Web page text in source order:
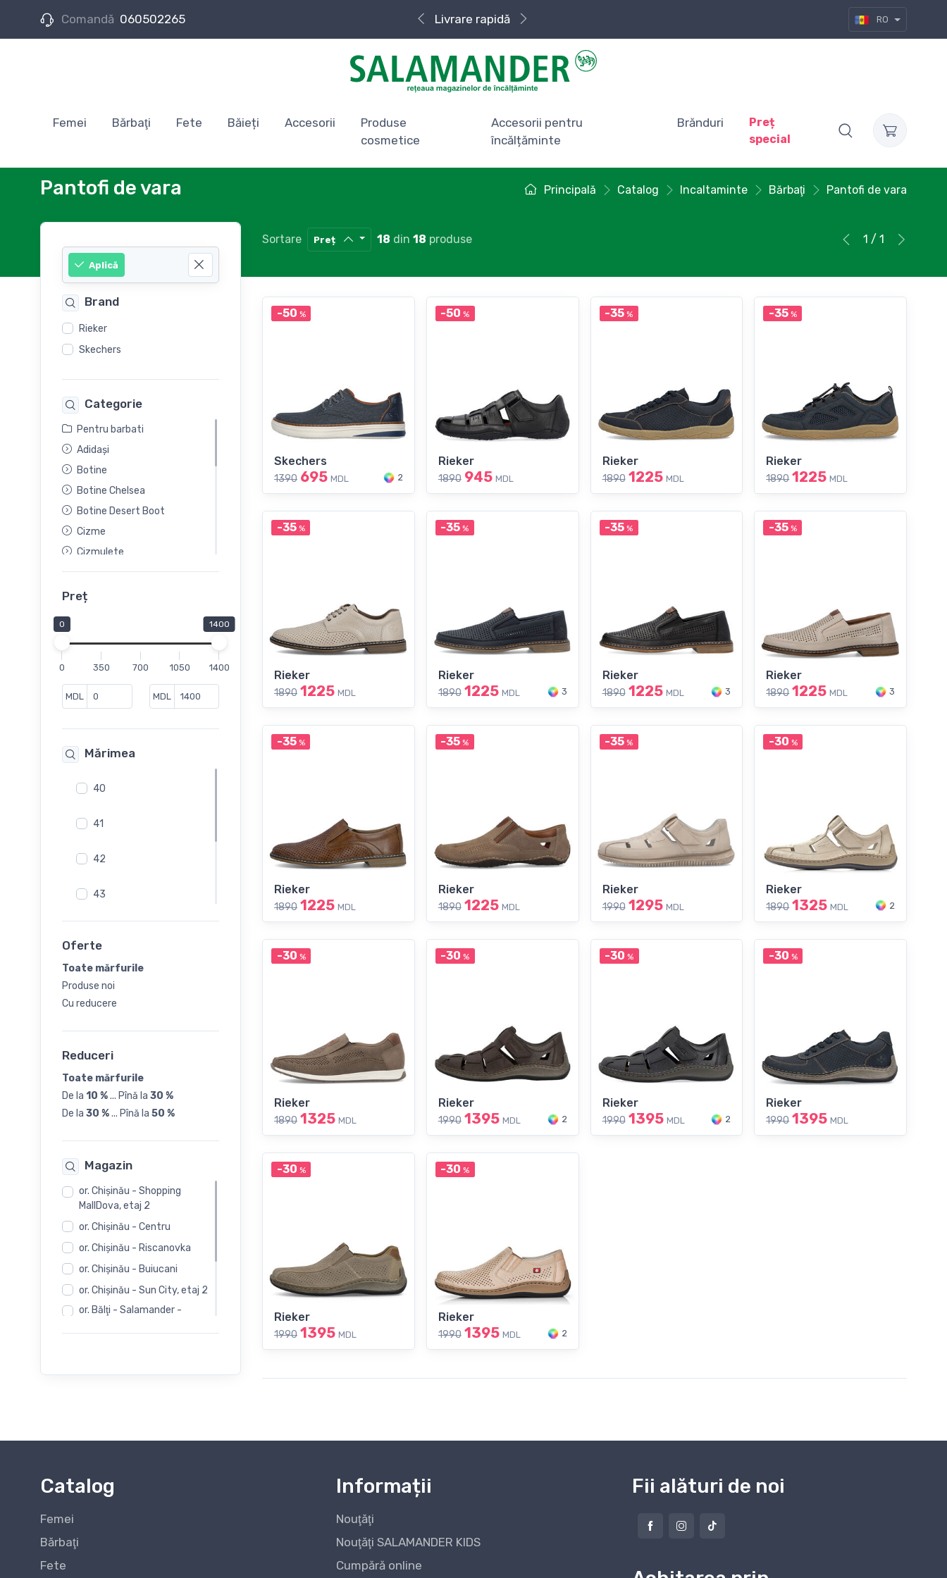
Comandă 060502265 Livrare rapidă RO
Femei Bărbaţi Fete Băieți Accesorii
Produse
cosmetice
Accesorii pentru
încălțăminte
Brănduri
Preț
special
Principală Catalog Incaltaminte Bărbaţi Pantofi de vara
Pantofi de vara
Aplică
Brand
Rieker
Skechers
Categorie
Pentru barbati
Adidași
Botine
Botine Chelsea
Botine Desert Boot
Cizme
Cizmulete
Ghete
Ghete Sport
Pantofi
Pantofi casual
Pantofi de vara
Slapi
Sneakers
Preț
0 1400
0 350 700 1050 1400
MDL MDL
Mărimea
40
41
42
43
45
46
Oferte
Toate mărfurile
Produse noi
Cu reducere
Reduceri
Toate mărfurile
De la 10 %... Pînă la 30 %
De la 30 %... Pînă la 50 %
Magazin
or. Chişinău - Shopping
MallDova, etaj 2
or. Chişinău - Centru
or. Chişinău - Riscanovka
or. Chişinău - Buiucani
or. Chişinău - Sun City, etaj 2
or. Bălţi - Salamander -
or. Bălţi - Rieker -
Sortare Preț 18 din 18 produse 1 / 1
-50 %
Skechers
1390 695 MDL 2
-50 %
Rieker
1890 945 MDL
-35 %
Rieker
1890 1225 MDL
-35%
Rieker
1890 1225 MDL
-35%
Rieker
1890 1225 MDL
-35 %
Rieker
1890 1225 MDL 3
-35 %
Rieker
1890 1225 MDL 3
-35%
Rieker
1890 1225 MDL 3
-35%
Rieker
1890 1225 MDL
-35 %
Rieker
1890 1225 MDL
-35 %
Rieker
1990 1295 MDL
-30 %
Rieker
1890 1325 MDL 2
-30 %
Rieker
1890 1325 MDL
-30 %
Rieker
1990 1395 MDL 2
-30 %
Rieker
1990 1395 MDL 2
-30 %
Rieker
1990 1395 MDL
-30 %
Rieker
1990 1395 MDL
-30 %
Rieker
1990 1395 MDL 2
Catalog
Femei
Bărbaţi
Fete
Informații
Nouţăţi
Nouţăţi SALAMANDER KIDS
Cumpără online
Fii alături de noi